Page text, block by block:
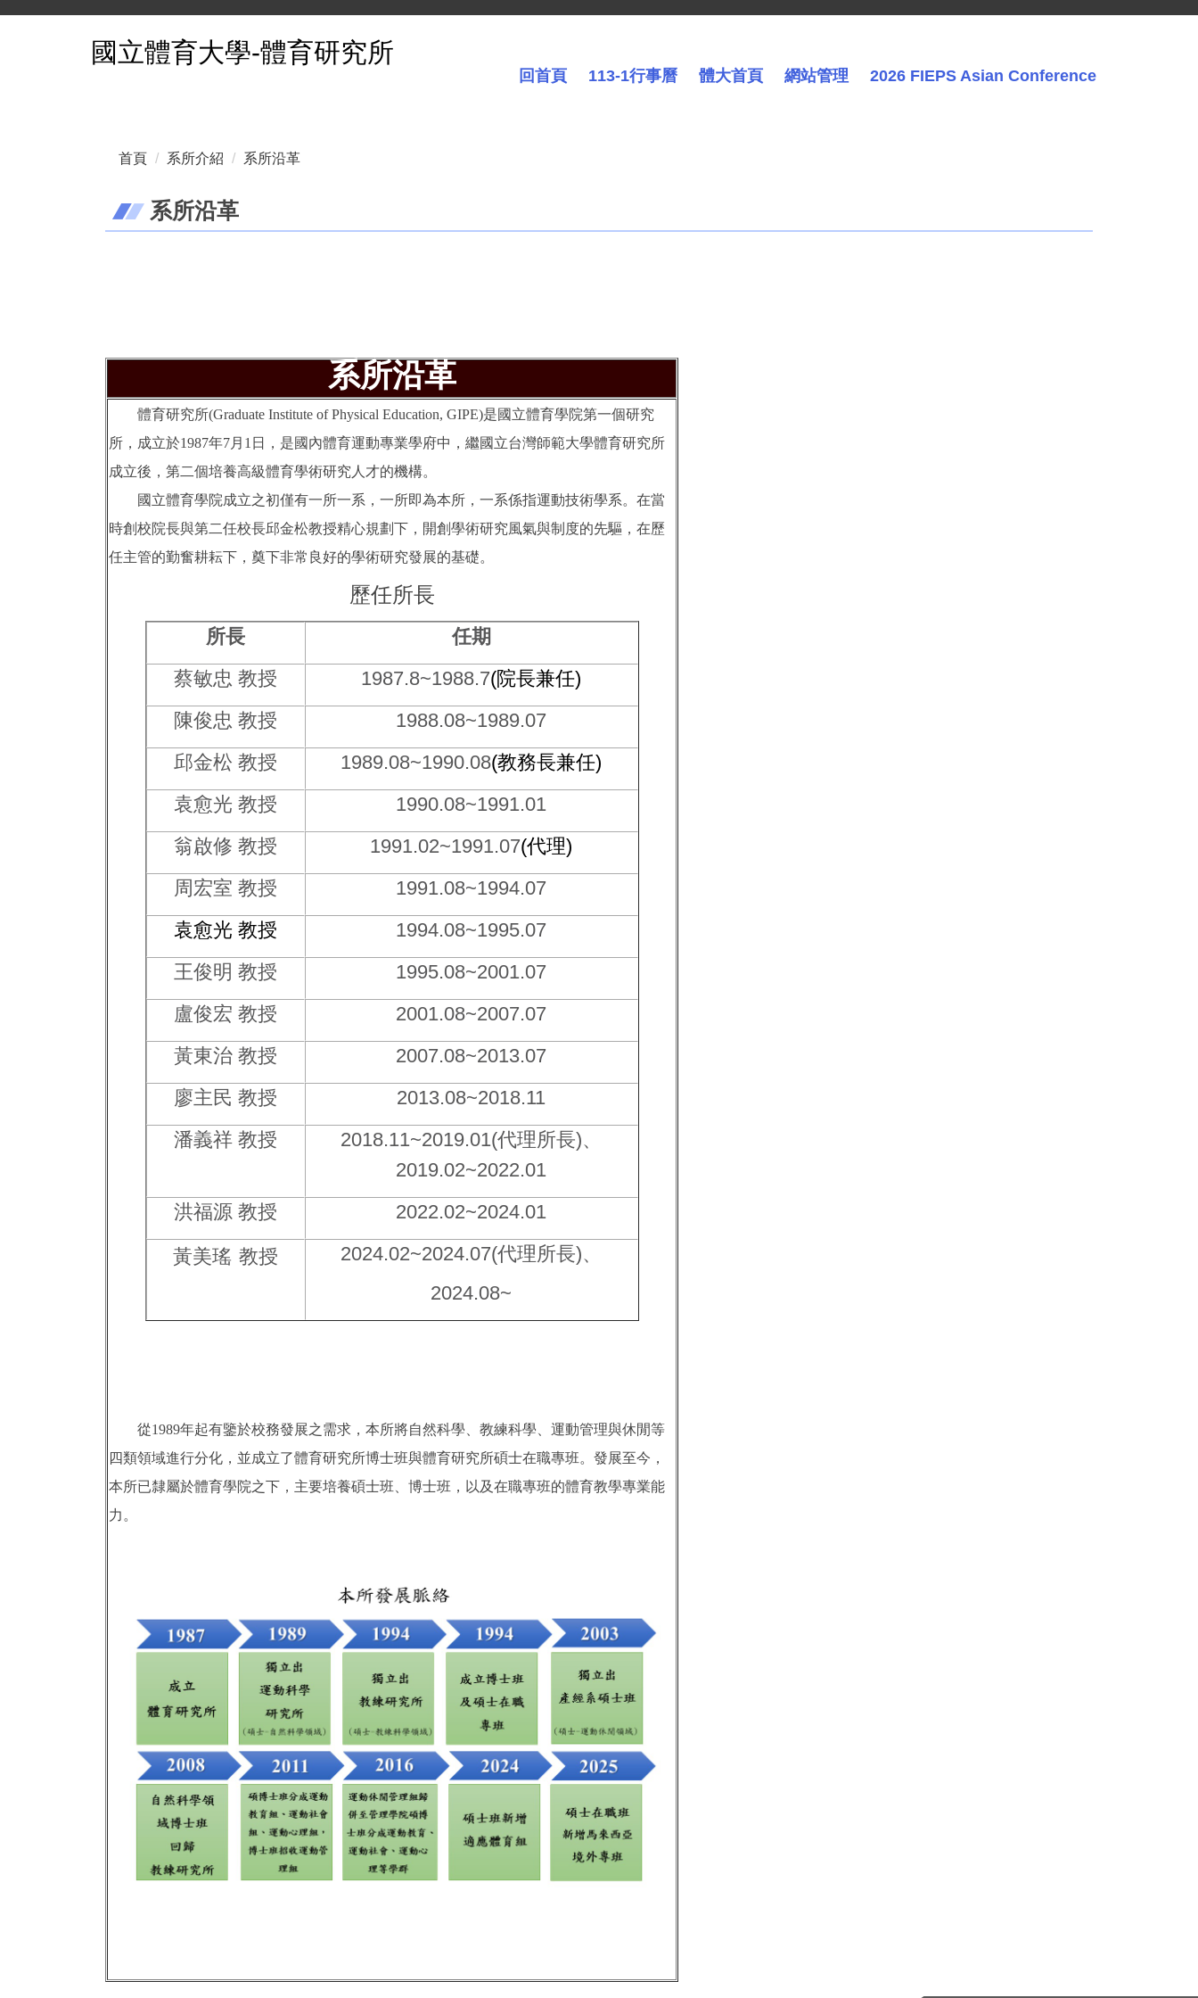
國立體育大學-體育研究所
回首頁 113-1行事曆 體大首頁 網站管理 2026 FIEPS Asian Conference
首頁 系所介紹 系所沿革
系所沿革
系所沿革
體育研究所(Graduate Institute of Physical Education, GIPE)是國立體育學院第一個研究
所，成立於1987年7月1日，是國內體育運動專業學府中，繼國立台灣師範大學體育研究所
成立後，第二個培養高級體育學術研究人才的機構。
國立體育學院成立之初僅有一所一系，一所即為本所，一系係指運動技術學系。在當
時創校院長與第二任校長邱金松教授精心規劃下，開創學術研究風氣與制度的先驅，在歷
任主管的勤奮耕耘下，奠下非常良好的學術研究發展的基礎。
歷任所長
所長
任期
蔡敏忠 教授 1987.8~1988.7(院長兼任)
陳俊忠 教授
1988.08~1989.07
邱金松 教授 1989.08~1990.08(教務長兼任)
袁愈光 教授
1990.08~1991.01
翁啟修 教授 1991.02~1991.07(代理)
周宏室 教授
1991.08~1994.07
袁愈光 教授
1994.08~1995.07
王俊明 教授
1995.08~2001.07
盧俊宏 教授
2001.08~2007.07
黃東治 教授
2007.08~2013.07
廖主民 教授
2013.08~2018.11
潘義祥 教授 2018.11~2019.01(代理所長)、
2019.02~2022.01
洪福源 教授
2022.02~2024.01
黃美瑤 教授 2024.02~2024.07(代理所長)、
2024.08~
從1989年起有鑒於校務發展之需求，本所將自然科學、教練科學、運動管理與休閒等
四類領域進行分化，並成立了體育研究所博士班與體育研究所碩士在職專班。發展至今，
本所已隸屬於體育學院之下，主要培養碩士班、博士班，以及在職專班的體育教學專業能
力。